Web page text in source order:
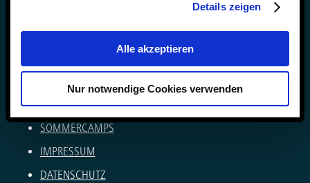
Details zeigen
Alle akzeptieren
Nur notwendige Cookies verwenden
KARRIERE AN DER STEINMÜHLE
SOMMERCAMPS
IMPRESSUM
DATENSCHUTZ